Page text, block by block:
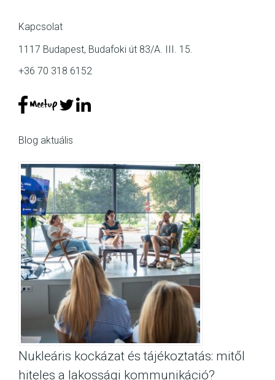
Kapcsolat
1117 Budapest, Budafoki út 83/A. III. 15.
+36 70 318 6152
Blog aktuális
Nukleáris kockázat és tájékoztatás: mitől
hiteles a lakossági kommunikáció?